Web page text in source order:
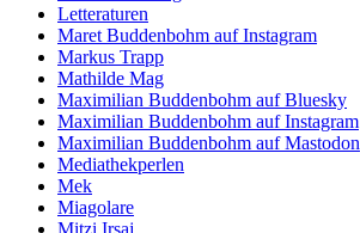
Letteraturen
Maret Buddenbohm auf Instagram
Markus Trapp
Mathilde Mag
Maximilian Buddenbohm auf Bluesky
Maximilian Buddenbohm auf Instagram
Maximilian Buddenbohm auf Mastodon
Mediathekperlen
Mek
Miagolare
Mitzi Irsaj